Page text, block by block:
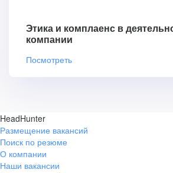
Этика и комплаенс в
компании
Посмотреть
HeadHunter
Размещение вакансий
Поиск по резюме
О компании
Наши вакансии